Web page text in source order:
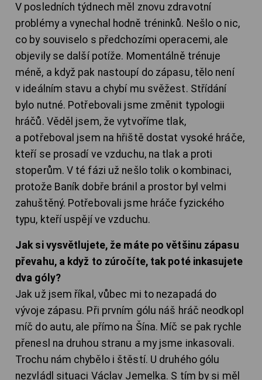
V posledních týdnech měl znovu zdravotní
problémy a vynechal hodně tréninků. Nešlo o nic,
co by souviselo s předchozími operacemi, ale
objevily se další potíže. Momentálně trénuje
méně, a když pak nastoupí do zápasu, tělo není
v ideálním stavu a chybí mu svěžest. Střídání
bylo nutné. Potřebovali jsme změnit typologii
hráčů. Věděl jsem, že vytvoříme tlak,
a potřeboval jsem na hřiště dostat vysoké hráče,
kteří se prosadí ve vzduchu, na tlak a proti
stoperům. V té fázi už nešlo tolik o kombinaci,
protože Baník dobře bránil a prostor byl velmi
zahuštěný. Potřebovali jsme hráče fyzického
typu, kteří uspějí ve vzduchu.
Jak si vysvětlujete, že máte po většinu zápasu
převahu, a když to zúročíte, tak poté inkasujete
dva góly?
Jak už jsem říkal, vůbec mi to nezapadá do
vývoje zápasu. Při prvním gólu náš hráč neodkopl
míč do autu, ale přímo na Šína. Míč se pak rychle
přenesl na druhou stranu a my jsme inkasovali.
Trochu nám chybělo i štěstí. U druhého gólu
nezvládl situaci Václav Jemelka. S tím by si měl